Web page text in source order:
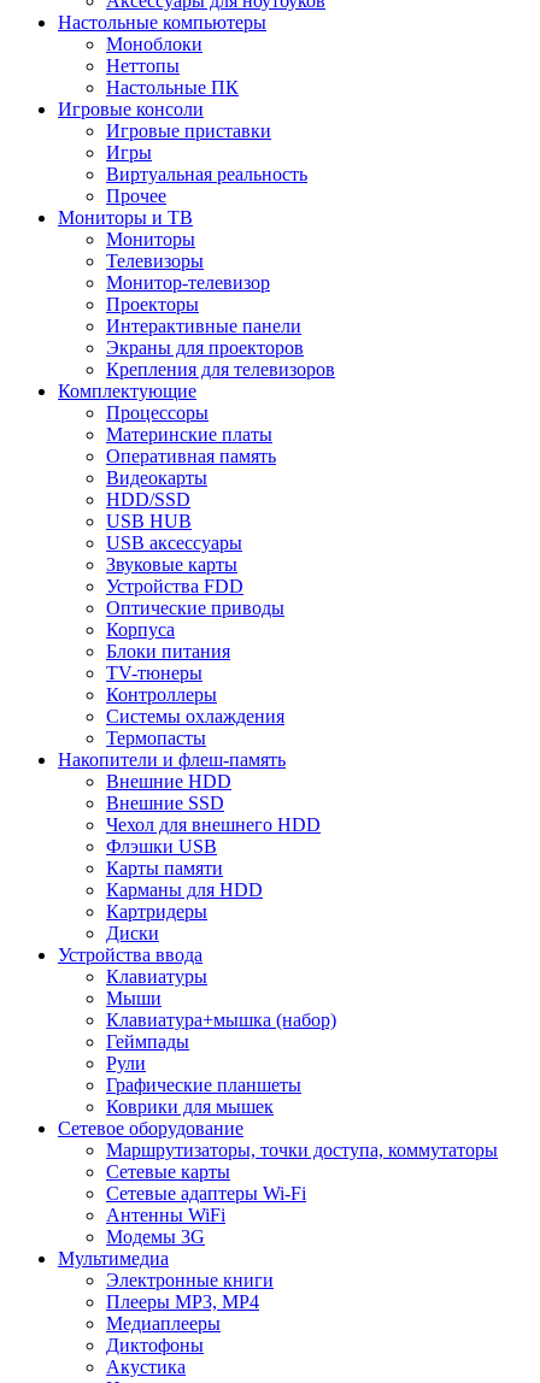
Настольные компьютеры
Моноблоки
Неттопы
Настольные ПК
Игровые консоли
Игровые приставки
Игры
Виртуальная реальность
Прочее
Мониторы и ТВ
Мониторы
Телевизоры
Монитор-телевизор
Проекторы
Интерактивные панели
Экраны для проекторов
Крепления для телевизоров
Комплектующие
Процессоры
Материнские платы
Оперативная память
Видеокарты
HDD/SSD
USB HUB
USB аксессуары
Звуковые карты
Устройства FDD
Оптические приводы
Корпуса
Блоки питания
TV-тюнеры
Контроллеры
Системы охлаждения
Термопасты
Накопители и флеш-память
Внешние HDD
Внешние SSD
Чехол для внешнего HDD
Флэшки USB
Карты памяти
Карманы для HDD
Картридеры
Диски
Устройства ввода
Клавиатуры
Мыши
Клавиатура+мышка (набор)
Геймпады
Рули
Графические планшеты
Коврики для мышек
Сетевое оборудование
Маршрутизаторы, точки доступа, коммутаторы
Сетевые карты
Сетевые адаптеры Wi-Fi
Антенны WiFi
Модемы 3G
Мультимедиа
Электронные книги
Плееры MP3, MP4
Медиаплееры
Диктофоны
Акустика